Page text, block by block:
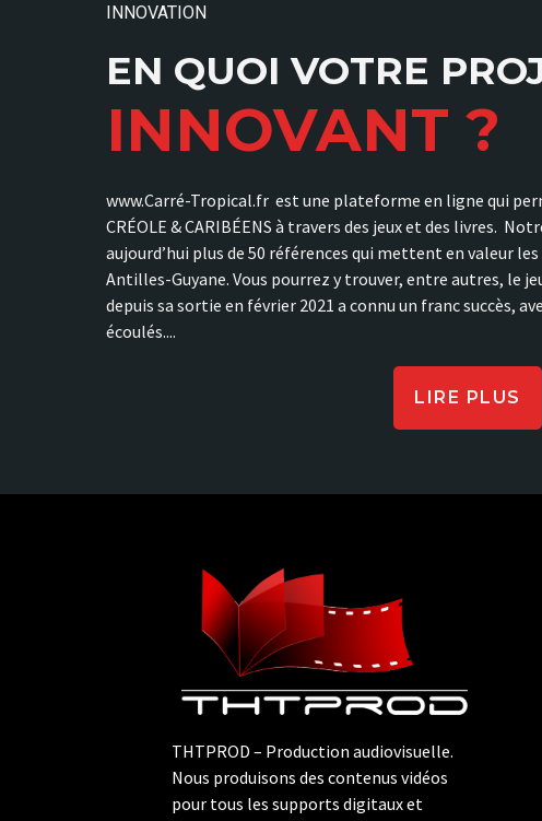
INNOVATION
EN QUOI VOTRE
INNOVANT ?
www.Carré-Tropical.fr est une plateforme en ligne qui
CRÉOLE & CARIBÉENS à travers des jeux et des livres.
aujourd’hui plus de 50 références qui mettent en valeur
Antilles-Guyane. Vous pourrez y trouver, entre autres, le
depuis sa sortie en février 2021 a connu un franc succès,
écoulés....
LIRE PLUS
THTPROD – Production audiovisuelle.
Nous produisons des contenus vidéos
pour tous les supports digitaux et